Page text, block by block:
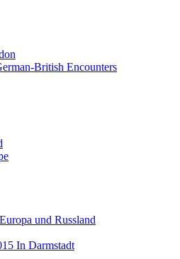
British Encounters
und Russland
In Darmstadt